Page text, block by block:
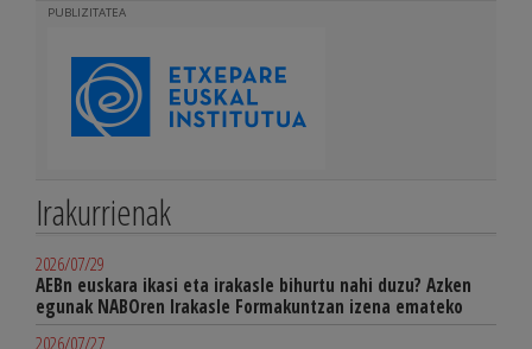
PUBLIZITATEA
Irakurrienak
2026/07/29
AEBn euskara ikasi eta irakasle bihurtu nahi duzu? Azken
egunak NABOren Irakasle Formakuntzan izena emateko
2026/07/27